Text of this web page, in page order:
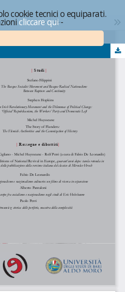
cookie tecnici o equiparati.
cliccare qui-